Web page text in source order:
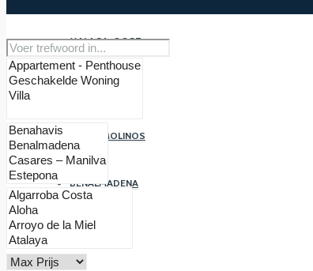
MALAGA-OOST
MALAGA
TORREMOLINOS
BENALMADENA
FUENGIROLA